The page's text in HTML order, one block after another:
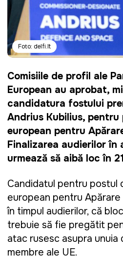
Foto: delfi.lt
Comisiile de profil ale
European au aprobat,
candidatura fostului
Andrius Kubilius,
european pentru
Finalizarea audierilor în
urmează să aibă loc în
Candidatul pentru postul
european pentru
în timpul audierilor, că
trebuie să fie pregătit
atac rusesc asupra
membre ale UE.